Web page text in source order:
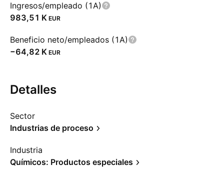
Ingresos/empleado (1A)
‪983,51 K‬ EUR
Beneficio neto/empleados (1A)
‪−64,82 K‬ EUR
Detalles
Sector
Industrias de proceso
Industria
Químicos: Productos especiales